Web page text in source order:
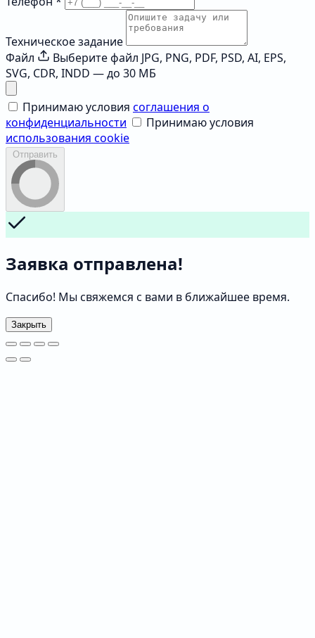
Техническое задание
Файл
Выберите файл JPG, PNG, PDF, PSD, AI, EPS,
SVG, CDR, INDD — до 30 МБ
Принимаю условия соглашения о
конфиденциальности
Принимаю условия
использования cookie
Отправить
Заявка отправлена!
Спасибо! Мы свяжемся с вами в ближайшее время.
Закрыть